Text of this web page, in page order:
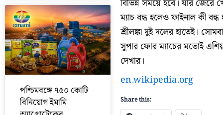
পশ্চিমবঙ্গে ৭৫০ কোটি
বিনিয়োগ ইমামি
বিভিন্ন সময়ে হবে। যার জেরে
ম্যাচ বন্ধ হলেও ফাইনাল কী
শ্রীলঙ্কা দুই দলের হাতেই।
সুপার ফোর ম্যাচের মতোই
দেখার।
en.wikipedia.org
Share this: